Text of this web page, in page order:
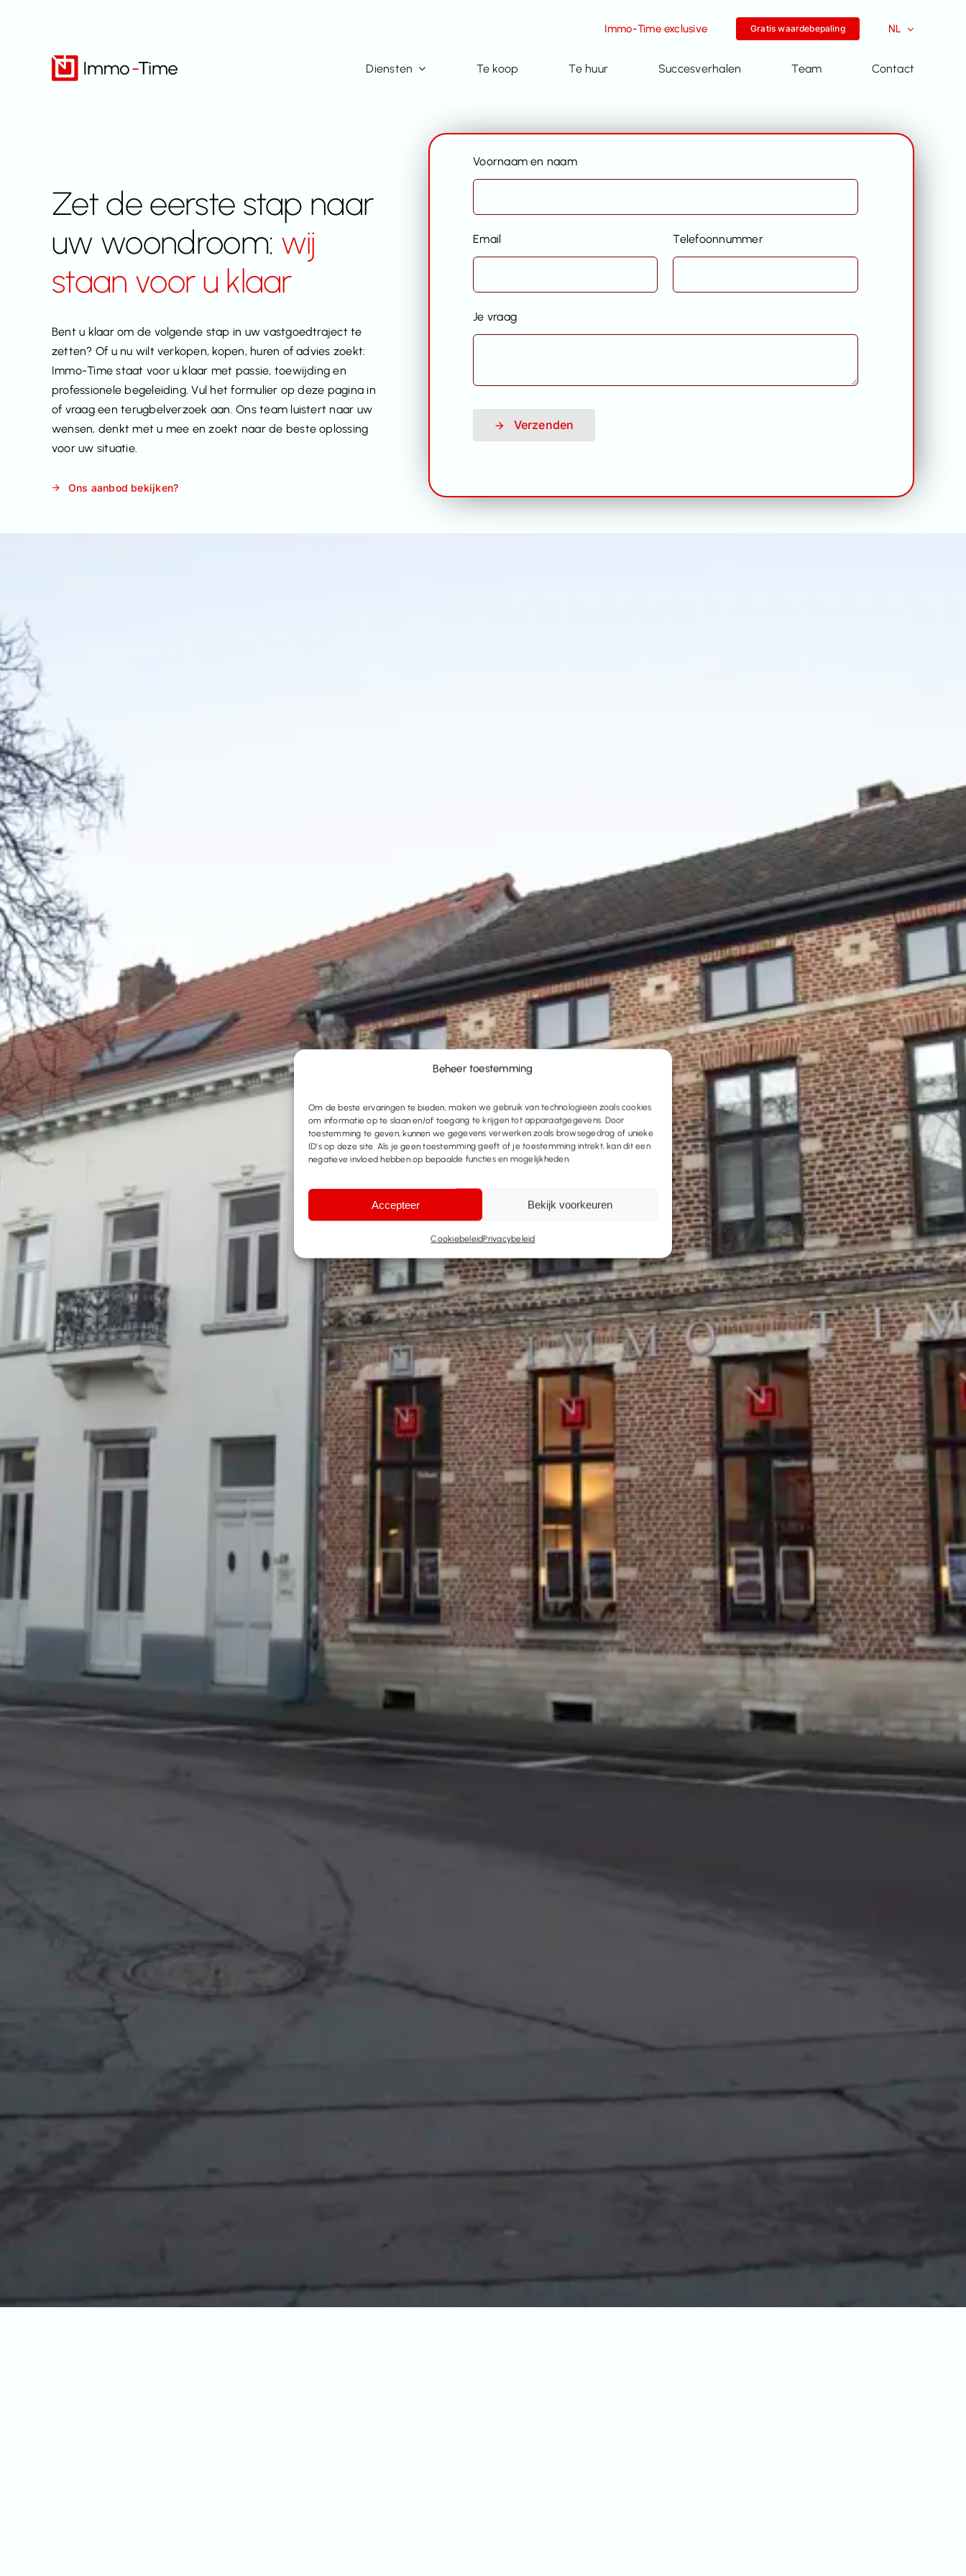
Beheer toestemming
Om de beste ervaringen te bieden, maken we gebruik van technologieën zoals cookies
om informatie op te slaan en/of toegang te krijgen tot apparaatgegevens. Door
toestemming te geven, kunnen we gegevens verwerken zoals browsegedrag of unieke
ID's op deze site. Als je geen toestemming geeft of je toestemming intrekt, kan dit een
negatieve invloed hebben op bepaalde functies en mogelijkheden.
Accepteer Bekijk voorkeuren
CookiebeleidPrivacybeleid
Immo-Time exclusive Gratis waardebepaling NL
Diensten Te koop Te huur Succesverhalen Team Contact
Zet de eerste stap naar
uw woondroom: wij
staan voor u klaar
Bent u klaar om de volgende stap in uw vastgoedtraject te
zetten? Of u nu wilt verkopen, kopen, huren of advies zoekt:
Immo-Time staat voor u klaar met passie, toewijding en
professionele begeleiding. Vul het formulier op deze pagina in
of vraag een terugbelverzoek aan. Ons team luistert naar uw
wensen, denkt met u mee en zoekt naar de beste oplossing
voor uw situatie.
Ons aanbod bekijken?
Voornaam en naam
Email Telefoonnummer
Je vraag
Verzenden